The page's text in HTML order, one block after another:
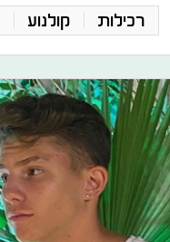
רכילות קולנוע